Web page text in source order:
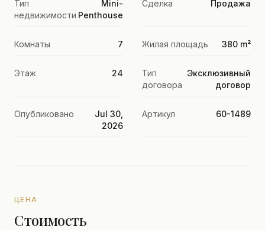
Тип
недвижимости
Mini-
Penthouse
Сделка Продажа
Комнаты 7 Жилая площадь 380 m²
Этаж 24
Тип
договора
Эксклюзивный
договор
Опубликовано
Jul 30,
2026
Артикул 60-1489
ЦЕНА
Стоимость